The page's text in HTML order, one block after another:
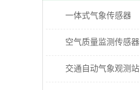
一体式气象传感器
空气质量监测传感器
交通自动气象观测站